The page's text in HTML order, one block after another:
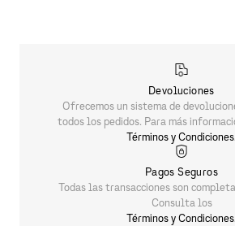
Devoluciones
Ofrecemos un sistema de
todos los pedidos. Para más
Términos y
Pagos Seguros
Todas las transacciones son
Consulta los
Términos y